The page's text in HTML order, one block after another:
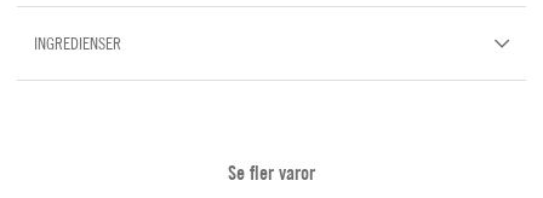
INGREDIENSER
Se fler varor